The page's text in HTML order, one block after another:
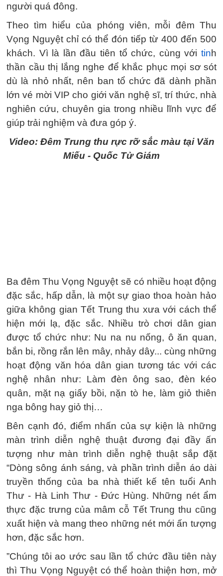
người quá đông.
Theo tìm hiểu của phóng viên, mỗi đêm Thu
Vọng Nguyệt chỉ có thể đón tiếp từ 400 đến 500
khách. Vì là lần đầu tiên tổ chức, cùng với tinh
thần cầu thị lắng nghe để khắc phục mọi sơ sót
dù là nhỏ nhất, nên ban tổ chức đã dành phần
lớn vé mời VIP cho giới văn nghệ sĩ, trí thức, nhà
nghiên cứu, chuyên gia trong nhiều lĩnh vực để
giúp trải nghiệm và đưa góp ý.
Video: Đêm Trung thu rực rỡ sắc màu tại Văn
Miếu - Quốc Tử Giám
Ba đêm Thu Vọng Nguyệt sẽ có nhiều hoạt động
đặc sắc, hấp dẫn, là một sự giao thoa hoàn hảo
giữa không gian Tết Trung thu xưa với cách thể
hiện mới lạ, đặc sắc. Nhiều trò chơi dân gian
được tổ chức như: Nu na nu nống, ô ăn quan,
bắn bi, rồng rắn lên mây, nhảy dây... cùng những
hoạt động văn hóa dân gian tương tác với các
nghệ nhân như: Làm đèn ông sao, đèn kéo
quân, mặt nạ giấy bồi, nặn tò he, làm giỏ thiên
nga bông hay giỏ thị…
Bên cạnh đó, điểm nhấn của sự kiện là những
màn trình diễn nghệ thuật đương đại đầy ấn
tượng như màn trình diễn nghệ thuật sắp đặt
“Dòng sông ánh sáng, và phần trình diễn áo dài
truyền thống của ba nhà thiết kế tên tuổi Anh
Thư - Hà Linh Thư - Đức Hùng. Những nét ẩm
thực đặc trưng của mâm cỗ Tết Trung thu cũng
xuất hiện và mang theo những nét mới ấn tượng
hơn, đặc sắc hơn.
”Chúng tôi ao ước sau lần tổ chức đầu tiên này
thì Thu Vọng Nguyệt có thể hoàn thiện hơn, mở